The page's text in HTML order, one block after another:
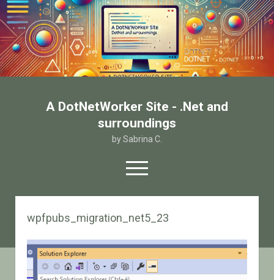
A DotNetWorker Site - .Net and
surroundings
by Sabrina C.
open
menu
twitterfacebook
email-form
Contatto
wpfpubs_migration_net5_23